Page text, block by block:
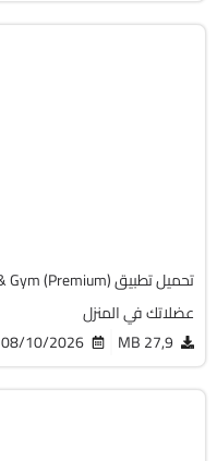
عضلاتك في المنزل
27,9 MB
08/10/2026